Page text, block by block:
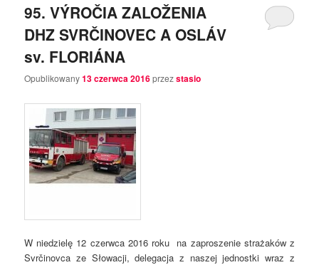
95. VÝROČIA ZALOŽENIA
DHZ SVRČINOVEC A OSLÁV
sv. FLORIÁNA
Opublikowany13 czerwca 2016przezstasio
W niedzielę 12 czerwca 2016 roku na zaproszenie strażaków z
Svrčinovca ze Słowacji, delegacja z naszej jednostki wraz z